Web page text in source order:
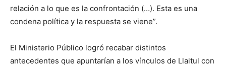
relación a lo que es la confrontación (…). Esta es una
condena política y la respuesta se viene”.
El Ministerio Público logró recabar distintos
antecedentes que apuntarían a los vínculos de Llaitul con